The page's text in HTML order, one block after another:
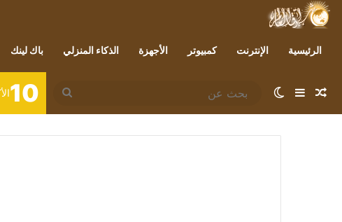
الرئيسية الإنترنت كمبيوتر الأجهزة الذكاء المنزلي باك لينك
مقال عشوائي
إضافة عمود جانبي
الوضع المظلم
بحث
عن
10